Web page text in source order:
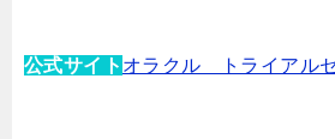
公式サイト オラクル トライアル